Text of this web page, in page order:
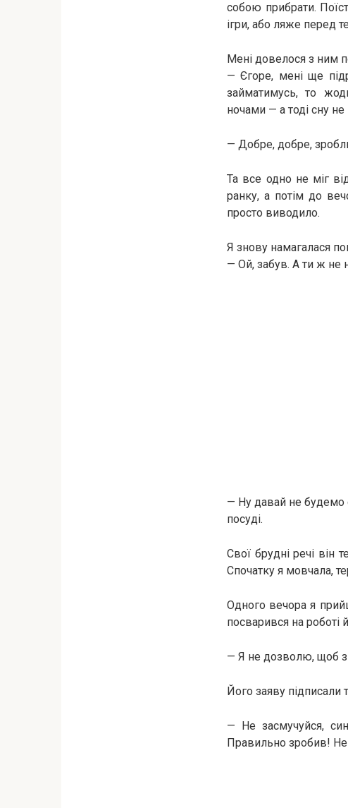
собою прибрати.
ігри, або ляже перед
Мені довелося з ним
— Єгоре, мені ще
займатимусь, то
ночами — а тоді сну не
— Добре, добре,
Та все одно не міг
ранку, а потім до
просто виводило.
Я знову намагалася
— Ой, забув. А ти ж не
— Ну давай не будемо
посуді.
Свої брудні речі він
Спочатку я мовчала,
Одного вечора я
посварився на
— Я не дозволю, щоб
Його заяву підписали
— Не засмучуйся,
Правильно зробив!